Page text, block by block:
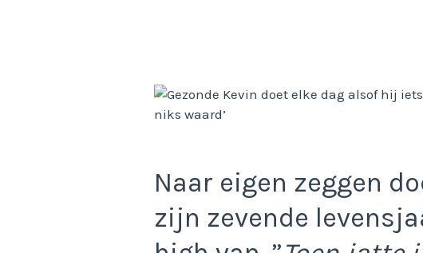
Naar eigen zeggen
zijn zevende